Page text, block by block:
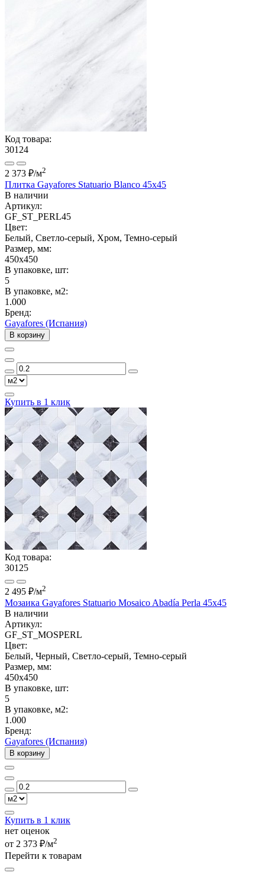
Код товара:
30124
2 373 ₽/м2
Плитка Gayafores Statuario Blanco 45x45
В наличии
Артикул:
GF_ST_PERL45
Цвет:
Белый, Светло-серый, Хром, Темно-серый
Размер, мм:
450x450
В упаковке, шт:
5
В упаковке, м2:
1.000
Бренд:
Gayafores (Испания)
В корзину
Купить в 1 клик
Код товара:
30125
2 495 ₽/м2
Мозаика Gayafores Statuario Mosaico Abadía Perla 45x45
В наличии
Артикул:
GF_ST_MOSPERL
Цвет:
Белый, Черный, Светло-серый, Темно-серый
Размер, мм:
450x450
В упаковке, шт:
5
В упаковке, м2:
1.000
Бренд:
Gayafores (Испания)
В корзину
Купить в 1 клик
нет оценок
от 2 373 ₽/м2
Перейти к товарам